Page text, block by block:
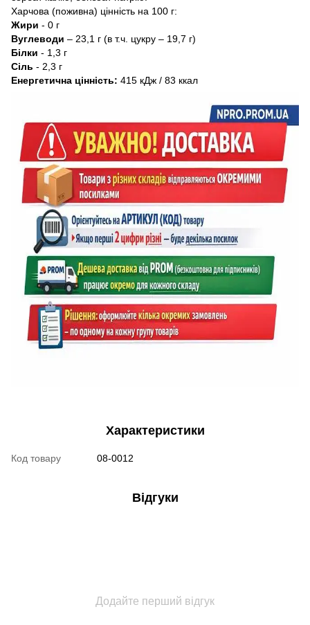
Харчова (поживна) цінність на 100 г:
Жири - 0 г
Вуглеводи – 23,1 г (в т.ч. цукру – 19,7 г)
Білки - 1,3 г
Сіль - 2,3 г
Енергетична цінність: 415 кДж / 83 ккал
Характеристики
Код товару 08-0012
Відгуки
Додайте перший відгук